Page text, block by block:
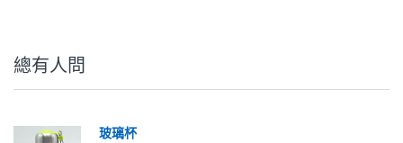
總有人問
玻璃杯